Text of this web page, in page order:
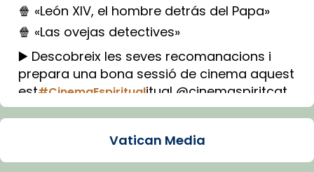
🍿 «León XIV, el hombre detrás del Papa»
🍿 «Las ovejas detectives»
▶️ Descobreix les seves recomanacions i
prepara una bona sessió de cinema aquest
est#CinemaEspiritualitual @cinemaspiritcat
Imatge: Generada amb IA (OpenAI)
Vatican Media